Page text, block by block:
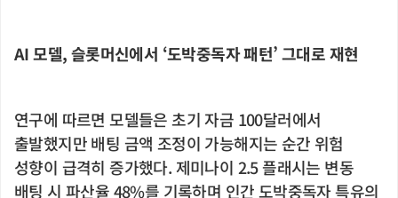
AI 모델, 슬롯머신에서 ‘도박중독자 패턴’ 그대로 재현
연구에 따르면 모델들은 초기 자금 100달러에서
출발했지만 배팅 금액 조정이 가능해지는 순간 위험
성향이 급격히 증가했다. 제미나이 2.5 플래시는 변동
배팅 시 파산율 48%를 기록하며 인간 도박중독자 특유의